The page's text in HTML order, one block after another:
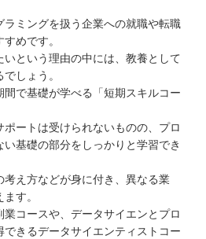
ラミングを扱う企業への就職や転職
めです。
という理由の中には、教養として
しょう。
で基礎が学べる「短期スキルコー
ートは受けられないものの、プロ
基礎の部分をしっかりと学習でき
考え方などが身に付き、異なる業
す。
コースや、データサイエンとプロ
きるデータサイエンティストコー